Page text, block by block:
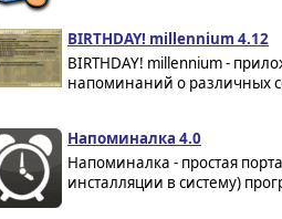
BIRTHDAY! millennium 4.12
BIRTHDAY! millennium -
напоминаний о различных
Напоминалка 4.0
Напоминалка - простая
инсталляции в систему)